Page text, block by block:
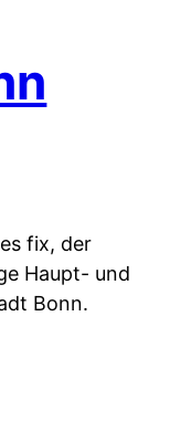
fix, der
Haupt- und
Bonn.